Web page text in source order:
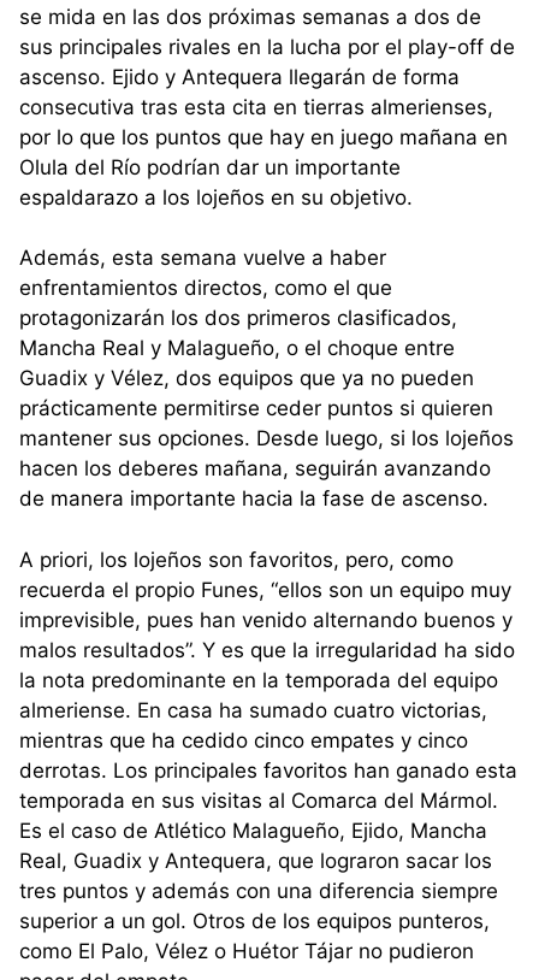
se mida en las dos próximas semanas a dos de
sus principales rivales en la lucha por el play-off de
ascenso. Ejido y Antequera llegarán de forma
consecutiva tras esta cita en tierras almerienses,
por lo que los puntos que hay en juego mañana en
Olula del Río podrían dar un importante
espaldarazo a los lojeños en su objetivo.
Además, esta semana vuelve a haber
enfrentamientos directos, como el que
protagonizarán los dos primeros clasificados,
Mancha Real y Malagueño, o el choque entre
Guadix y Vélez, dos equipos que ya no pueden
prácticamente permitirse ceder puntos si quieren
mantener sus opciones. Desde luego, si los lojeños
hacen los deberes mañana, seguirán avanzando
de manera importante hacia la fase de ascenso.
A priori, los lojeños son favoritos, pero, como
recuerda el propio Funes, “ellos son un equipo muy
imprevisible, pues han venido alternando buenos y
malos resultados”. Y es que la irregularidad ha sido
la nota predominante en la temporada del equipo
almeriense. En casa ha sumado cuatro victorias,
mientras que ha cedido cinco empates y cinco
derrotas. Los principales favoritos han ganado esta
temporada en sus visitas al Comarca del Mármol.
Es el caso de Atlético Malagueño, Ejido, Mancha
Real, Guadix y Antequera, que lograron sacar los
tres puntos y además con una diferencia siempre
superior a un gol. Otros de los equipos punteros,
como El Palo, Vélez o Huétor Tájar no pudieron